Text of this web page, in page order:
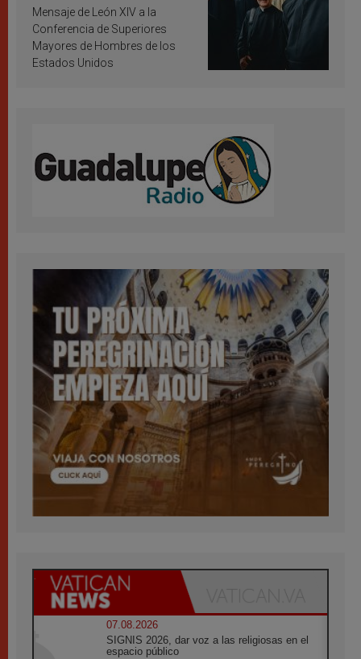
inspiración y santificación
Mensaje de León XIV a la
Conferencia de Superiores
Mayores de Hombres de los
Estados Unidos
07.08.2026
SIGNIS 2026, dar voz a las religiosas en el
espacio público